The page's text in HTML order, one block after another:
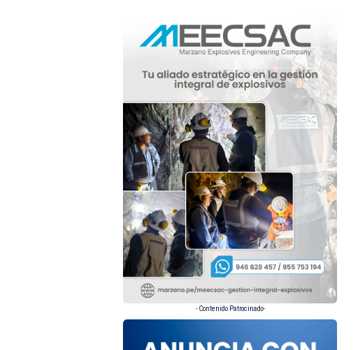
- Contenido Patrocinado-